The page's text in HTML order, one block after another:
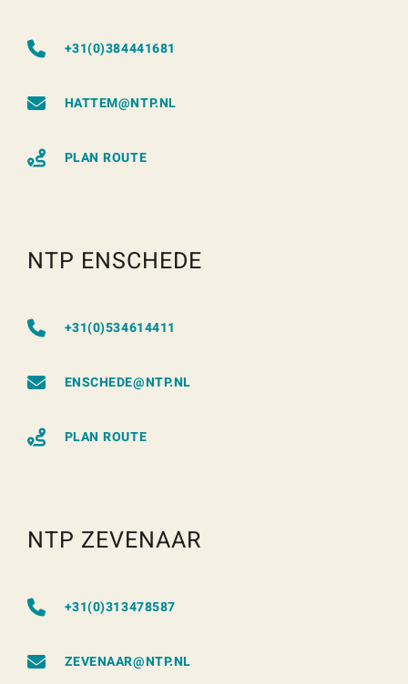
+31(0)384441681
HATTEM@NTP.NL
PLAN ROUTE
NTP ENSCHEDE
+31(0)534614411
ENSCHEDE@NTP.NL
PLAN ROUTE
NTP ZEVENAAR
+31(0)313478587
ZEVENAAR@NTP.NL